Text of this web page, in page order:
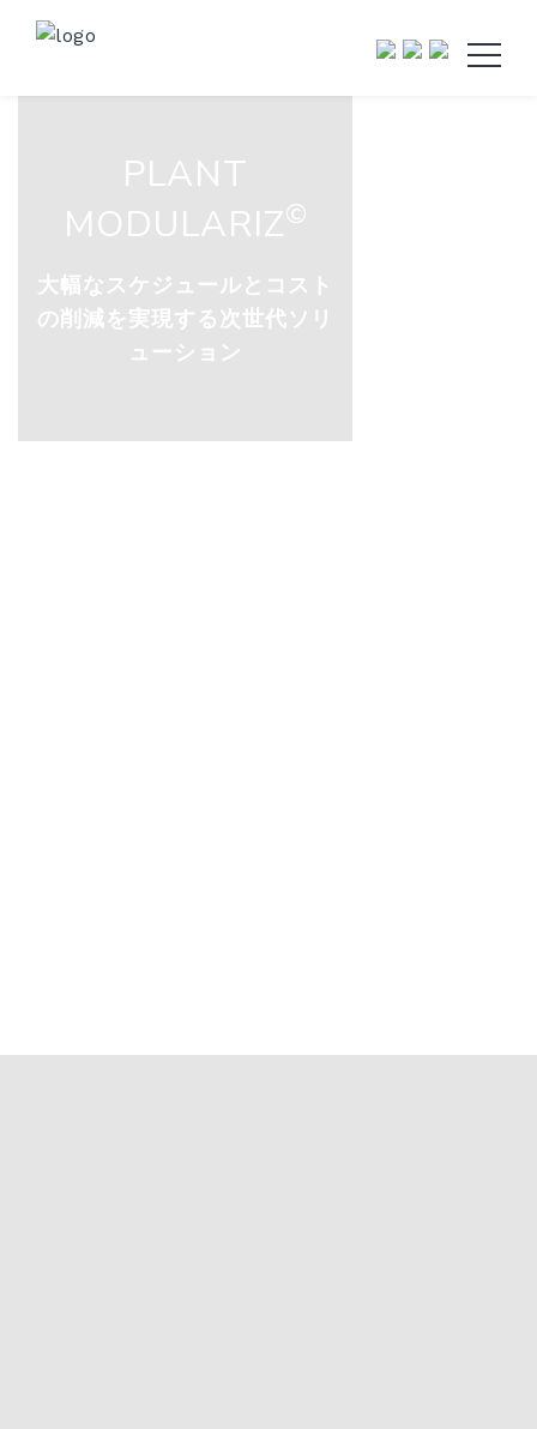
PLANT
MODULARIZ©
大幅なスケジュールとコスト
の削減を実現する次世代ソリ
ューション